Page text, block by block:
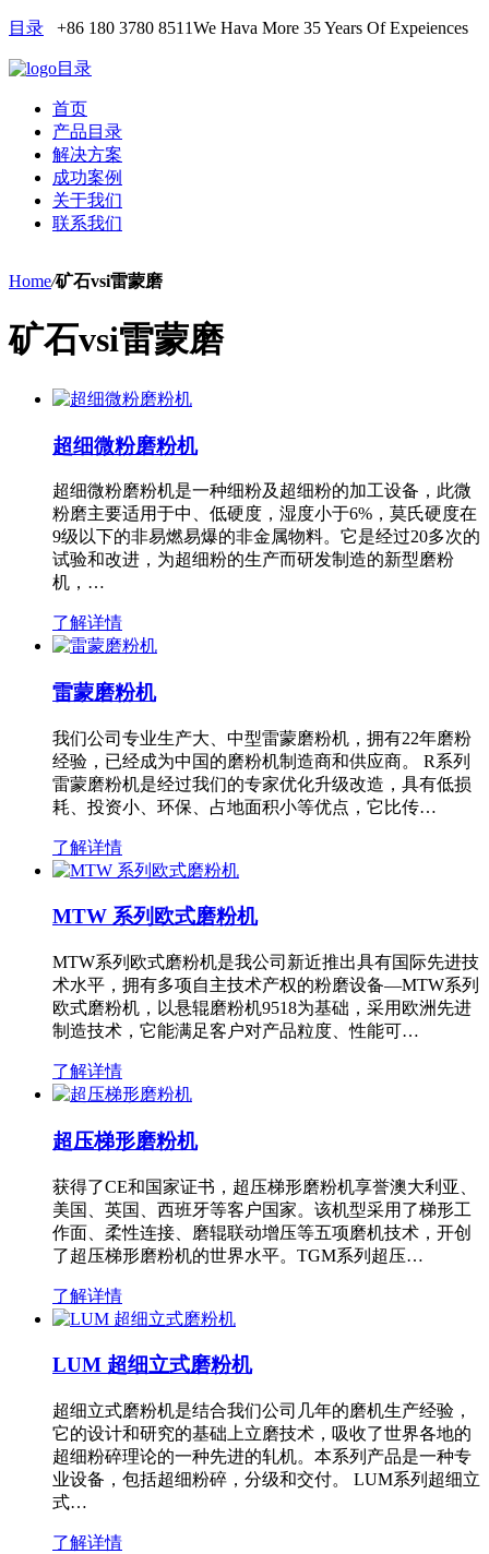
目录 +86 180 3780 8511We Hava More 35 Years Of Expeiences
目录
首页
产品目录
解决方案
成功案例
关于我们
联系我们
Home/矿石vsi雷蒙磨
矿石vsi雷蒙磨
超细微粉磨粉机
超细微粉磨粉机是一种细粉及超细粉的加工设备，此微
粉磨主要适用于中、低硬度，湿度小于6%，莫氏硬度在
9级以下的非易燃易爆的非金属物料。它是经过20多次的
试验和改进，为超细粉的生产而研发制造的新型磨粉
机，…
了解详情
雷蒙磨粉机
我们公司专业生产大、中型雷蒙磨粉机，拥有22年磨粉
经验，已经成为中国的磨粉机制造商和供应商。 R系列
雷蒙磨粉机是经过我们的专家优化升级改造，具有低损
耗、投资小、环保、占地面积小等优点，它比传…
了解详情
MTW 系列欧式磨粉机
MTW系列欧式磨粉机是我公司新近推出具有国际先进技
术水平，拥有多项自主技术产权的粉磨设备—MTW系列
欧式磨粉机，以悬辊磨粉机9518为基础，采用欧洲先进
制造技术，它能满足客户对产品粒度、性能可…
了解详情
超压梯形磨粉机
获得了CE和国家证书，超压梯形磨粉机享誉澳大利亚、
美国、英国、西班牙等客户国家。该机型采用了梯形工
作面、柔性连接、磨辊联动增压等五项磨机技术，开创
了超压梯形磨粉机的世界水平。TGM系列超压…
了解详情
LUM 超细立式磨粉机
超细立式磨粉机是结合我们公司几年的磨机生产经验，
它的设计和研究的基础上立磨技术，吸收了世界各地的
超细粉碎理论的一种先进的轧机。本系列产品是一种专
业设备，包括超细粉碎，分级和交付。 LUM系列超细立
式…
了解详情